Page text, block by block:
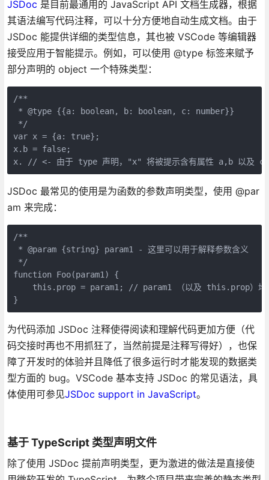
JSDoc 是目前最通用的 JavaScript API 文档生成器，根据
其语法编写代码注释，可以十分方便地自动生成文档。由于
JSDoc 能提供详细的类型信息，其也被 VSCode 等编辑器
接受应用于智能提示。例如，可以使用 @type 标签来赋予
部分声明的 object 一个特殊类型：
/**
* @type {{a: boolean, b: boolean, c: number}}
*/
var x = {a: true};
x.b = false;
x. // <- 由于 type 声明，"x" 将被提示含有属性 a,b 以及 c
JSDoc 最常见的使用是为函数的参数声明类型，使用 @par
am 来完成：
/**
* @param {string} param1 - 这里可以用于解释参数含义
*/
function Foo(param1) {
this.prop = param1; // param1 （以及 this.prop）均
}
为代码添加 JSDoc 注释使得阅读和理解代码更加方便（代
码交接时再也不用抓狂了，当然前提是注释写得好），也保
障了开发时的体验并且降低了很多运行时才能发现的数据类
型方面的 bug。VSCode 基本支持 JSDoc 的常见语法，具
体使用可参见JSDoc support in JavaScript。
基于 TypeScript 类型声明文件
除了使用 JSDoc 提前声明类型，更为激进的做法是直接使